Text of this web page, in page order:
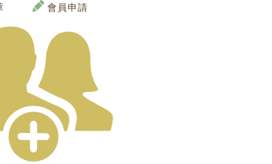
會員申請